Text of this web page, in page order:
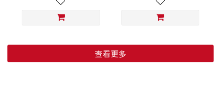
查看更多